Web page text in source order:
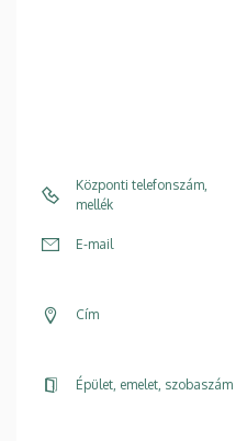
Központi telefonszám,
mellék
E-mail
Cím
Épület, emelet, szobaszám